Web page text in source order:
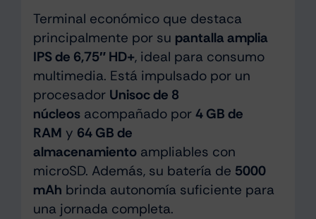
Terminal económico que destaca
principalmente por su pantalla amplia
IPS de 6,75″ HD+, ideal para consumo
multimedia. Está impulsado por un
procesador Unisoc de 8
núcleosacompañado por 4 GB de
RAM y 64 GB de
almacenamientoampliables con
microSD. Además, su batería de 5000
mAh brinda autonomía suficiente para
una jornada completa.